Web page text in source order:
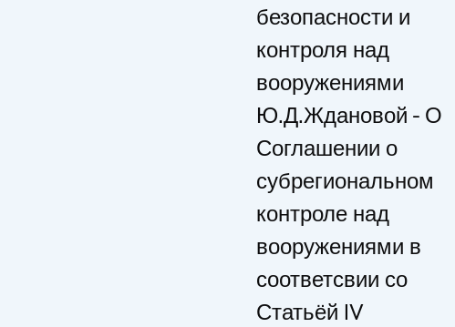
безопасности и
контроля над
вооружениями
Ю.Д.Ждановой - О
Соглашении о
субрегиональном
контроле над
вооружениями в
соответсвии со
Статьёй IV